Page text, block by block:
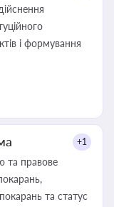
і формування
+1
та правове
та статус